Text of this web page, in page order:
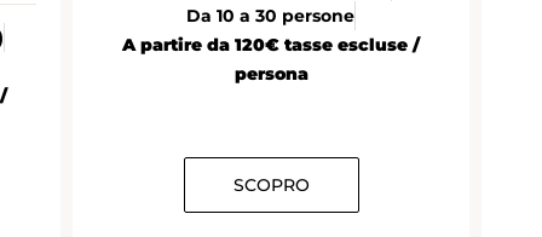
Da 10 a 30 persone
A partire da 120€ tasse escluse /
persona
SCOPRO